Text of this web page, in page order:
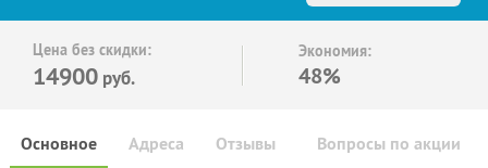
Цена без скидки:
14900 руб.
Экономия:
48%
Основное Отзывы Вопросы по акции
Адреса